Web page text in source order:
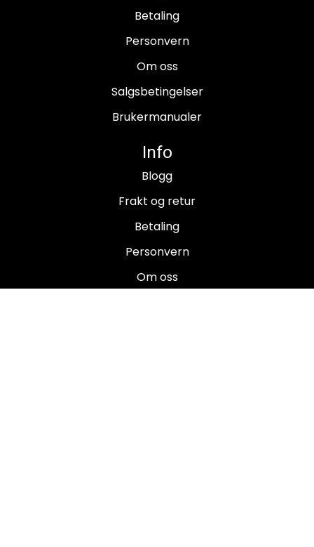
Betaling
Personvern
Om oss
Salgsbetingelser
Brukermanualer
Info
Blogg
Frakt og retur
Betaling
Personvern
Om oss